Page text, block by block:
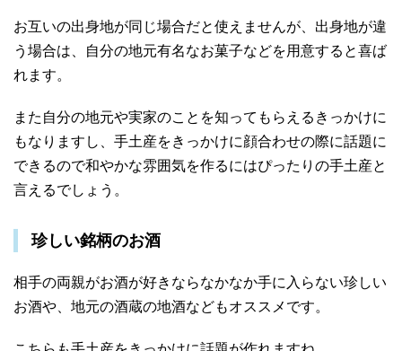
お互いの出身地が同じ場合だと使えませんが、出身地が違
う場合は、自分の地元有名なお菓子などを用意すると喜ば
れます。
また自分の地元や実家のことを知ってもらえるきっかけに
もなりますし、手土産をきっかけに顔合わせの際に話題に
できるので和やかな雰囲気を作るにはぴったりの手土産と
言えるでしょう。
珍しい銘柄のお酒
相手の両親がお酒が好きならなかなか手に入らない珍しい
お酒や、地元の酒蔵の地酒などもオススメです。